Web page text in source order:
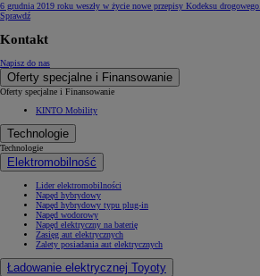
6 grudnia 2019 roku weszły w życie nowe przepisy Kodeksu drogowego.
Sprawdź
Kontakt
Napisz do nas
Oferty specjalne i Finansowanie
Oferty specjalne i Finansowanie
KINTO Mobility
Technologie
Technologie
Elektromobilność
Lider elektromobilności
Napęd hybrydowy
Napęd hybrydowy typu plug-in
Napęd wodorowy
Napęd elektryczny na baterię
Zasięg aut elektrycznych
Zalety posiadania aut elektrycznych
Ładowanie elektrycznej Toyoty